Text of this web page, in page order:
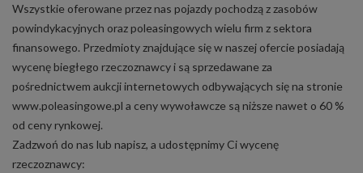
Wszystkie oferowane przez nas pojazdy pochodzą z zasobów
powindykacyjnych oraz poleasingowych wielu firm z sektora
finansowego. Przedmioty znajdujące się w naszej ofercie posiadają
wycenę biegłego rzeczoznawcy i są sprzedawane za
pośrednictwem aukcji internetowych odbywających się na stronie
www.poleasingowe.pl a ceny wywoławcze są niższe nawet o 60 %
od ceny rynkowej.
Zadzwoń do nas lub napisz, a udostępnimy Ci wycenę
rzeczoznawcy: